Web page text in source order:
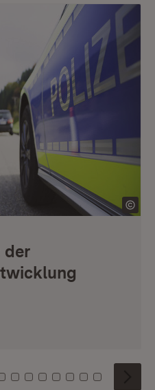
der
3 4 5
Kachel: 6
Zu Kachel: 7
Zu Kachel: 8
Zu Kachel: 9
Zu Kachel: 10
Zu Kachel: 11
Zu Kachel: 12
Zu Kachel:
Zu